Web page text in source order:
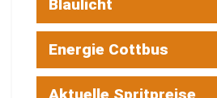
Blaulicht
Energie Cottbus
Aktuelle Spritpreise